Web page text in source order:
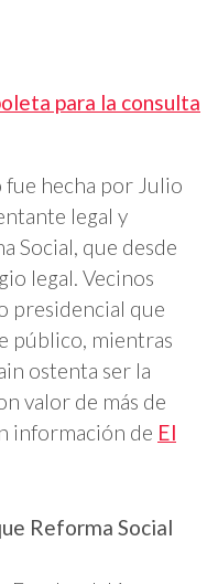
para la consulta
fue hecha por Julio
legal y
Social, que desde
legal. Vecinos
presidencial que
público, mientras
ostenta ser la
valor de más de
información de El
Reforma Social